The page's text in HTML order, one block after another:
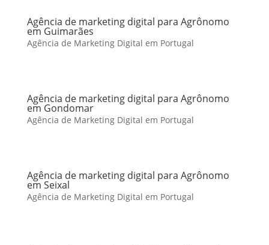
Agência de marketing digital para Agrônomo
em Guimarães
Agência de Marketing Digital em Portugal
Agência de marketing digital para Agrônomo
em Gondomar
Agência de Marketing Digital em Portugal
Agência de marketing digital para Agrônomo
em Seixal
Agência de Marketing Digital em Portugal